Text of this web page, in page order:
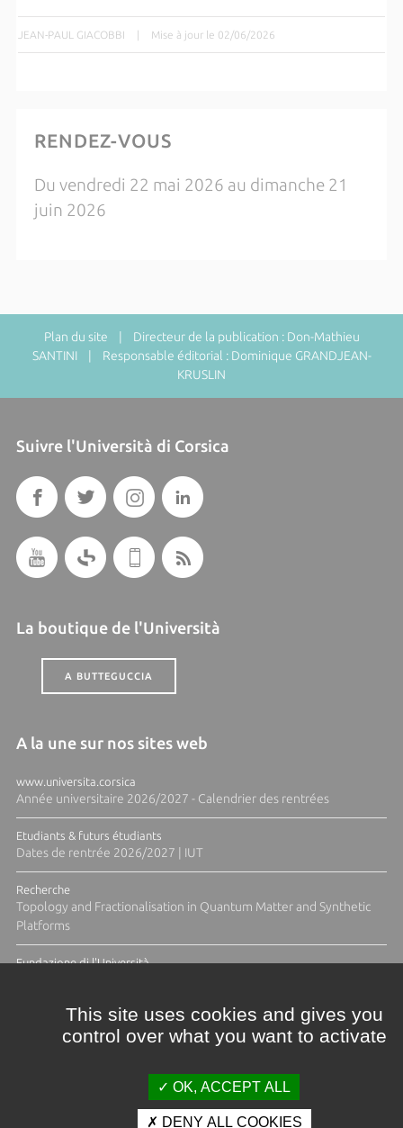
JEAN-PAUL GIACOBBI Mise à jour le 02/06/2026
RENDEZ-VOUS
Du vendredi 22 mai 2026 au dimanche 21
juin 2026
Plan du site | Directeur de la publication : Don-Mathieu
SANTINI | Responsable éditorial : Dominique GRANDJEAN-
KRUSLIN
Suivre l'Università di Corsica
La boutique de l'Università
A BUTTEGUCCIA
A la une sur nos sites web
www.universita.corsica
Année universitaire 2026/2027 - Calendrier des rentrées
Etudiants & futurs étudiants
Dates de rentrée 2026/2027 | IUT
Recherche
Topology and Fractionalisation in Quantum Matter and Synthetic
Platforms
Fundazione di l'Università
This site uses cookies and gives you
control over what you want to activate
OK, ACCEPT ALL
DENY ALL COOKIES